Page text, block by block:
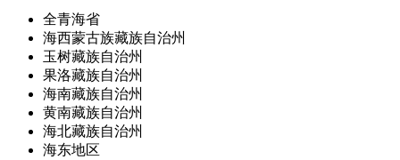
全青海省
海西蒙古族藏族自治州
玉树藏族自治州
果洛藏族自治州
海南藏族自治州
黄南藏族自治州
海北藏族自治州
海东地区